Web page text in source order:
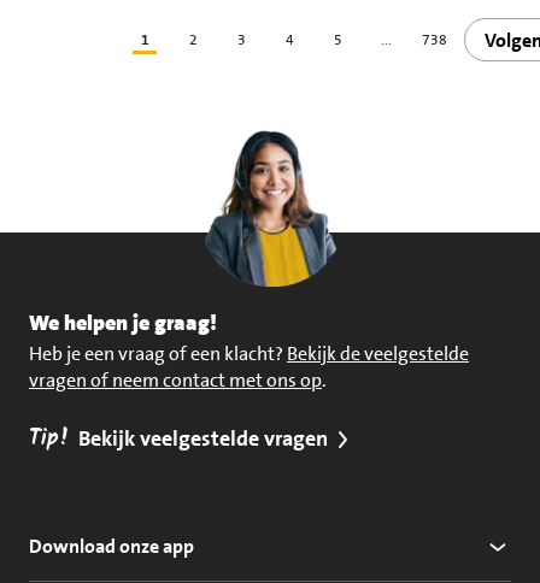
1 2 3 4 5 ... 738
We helpen je graag!
Heb je een vraag of een klacht? Bekijk de veelgestelde
vragen of neem contact met ons op.
Tip! Bekijk veelgestelde vragen
Download onze app